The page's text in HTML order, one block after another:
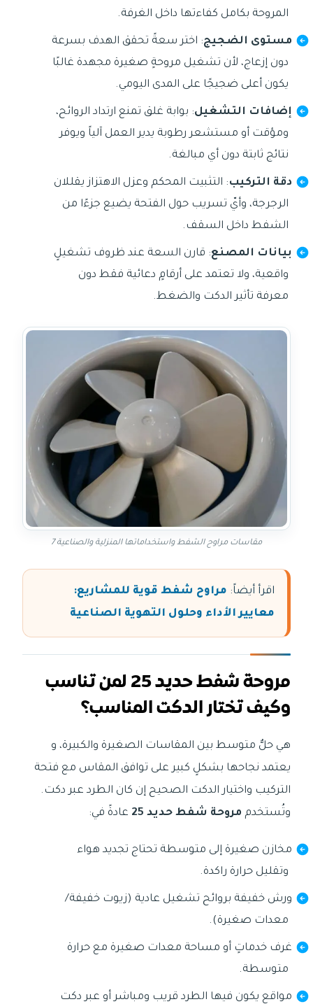
المروحة بكامل كفاءتها داخل الغرفة.
مستوى الضجيج: اختر سعةً تحقق الهدف بسرعة
دون إزعاج، لأن تشغيل مروحةٍ صغيرة مجهدة غالبًا
يكون أعلى ضجيجًا على المدى اليومي.
إضافات التشغيل: بوابة غلق تمنع ارتداد الروائح،
ومؤقت أو مستشعر رطوبة يدير العمل آلياً ويوفر
نتائج ثابتة دون أي مبالغة.
دقة التركيب: التثبيت المحكم وعزل الاهتزاز يقللان
الرجرجة، وأيّ تسريب حول الفتحة يضيع جزءًا من
الشفط داخل السقف.
بيانات المصنع: قارن السعة عند ظروف تشغيلٍ
واقعية، ولا تعتمد على أرقامٍ دعائية فقط دون
معرفة تأثير الدكت والضغط.
مقاسات مراوح الشفط واستخداماتها المنزلية والصناعية 7
اقرأ أيضاً: مراوح شفط قوية للمشاريع:
معايير الأداء وحلول التهوية الصناعية
مروحة شفط حديد 25 لمن تناسب
وكيف تختار الدكت المناسب؟
هي حلٌّ متوسط بين المقاسات الصغيرة والكبيرة، و
يعتمد نجاحها بشكلٍ كبير على توافق المقاس مع فتحة
التركيب واختيار الدكت الصحيح إن كان الطرد عبر دكت.
وتُستخدم مروحة شفط حديد 25 عادةً في:
مخازن صغيرة إلى متوسطة تحتاج تجديد هواء
وتقليل حرارة راكدة.
ورش خفيفة بروائح تشغيل عادية (زيوت خفيفة/
معدات صغيرة).
غرف خدماتٍ أو مساحة معدات صغيرة مع حرارة
متوسطة.
مواقع يكون فيها الطرد قريب ومباشر أو عبر دكت